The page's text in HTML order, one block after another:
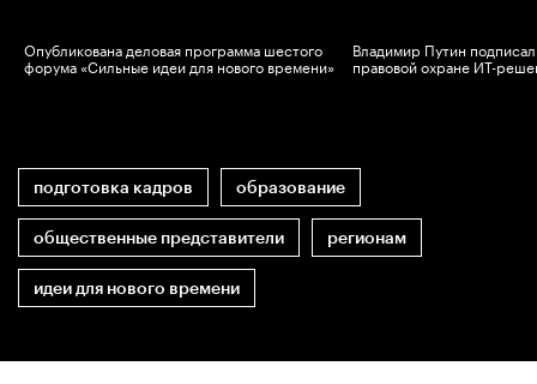
Опубликована деловая программа шестого
форума «Сильные идеи для нового времени»
Владимир Путин
правовой охране ИТ-
подготовка кадров образование
общественные представители регионам
идеи для нового времени